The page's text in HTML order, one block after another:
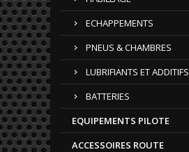
ECHAPPEMENTS
PNEUS & CHAMBRES
LUBRIFIANTS ET ADDITIFS
BATTERIES
EQUIPEMENTS PILOTE
ACCESSOIRES ROUTE